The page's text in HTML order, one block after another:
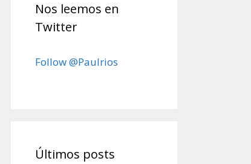
Nos leemos en
Twitter
Follow @Paulrios
Últimos posts